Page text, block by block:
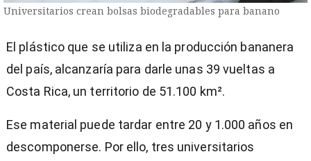
Universitarios crean bolsas biodegradables para banano
El plástico que se utiliza en la producción bananera
del país, alcanzaría para darle unas 39 vueltas a
Costa Rica, un territorio de 51.100 km².
Ese material puede tardar entre 20 y 1.000 años en
descomponerse. Por ello, tres universitarios